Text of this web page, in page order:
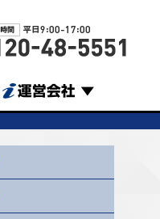
運営会社 ▼